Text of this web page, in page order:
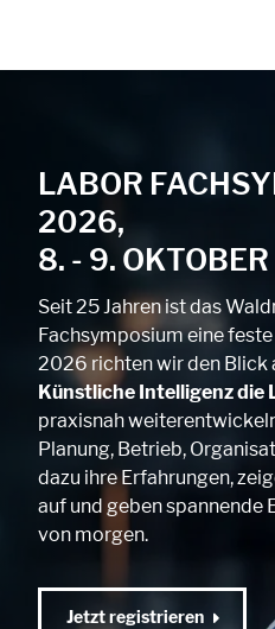
LABOR
2026,
8. - 9.
Seit 25 Jahren ist das
Fachsymposium eine
2026 richten wir den Blick
Künstliche Intelligenz die
praxisnah
Planung, Betrieb,
dazu ihre Erfahrungen,
auf und geben spannende
von morgen.
Jetzt registrieren